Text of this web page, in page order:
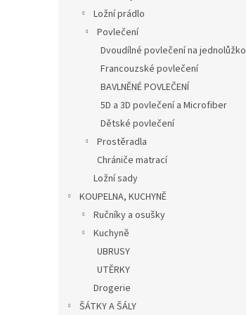
Ložní prádlo
Povlečení
Dvoudílné povlečení na jednolůžko
Francouzské povlečení
BAVLNĚNÉ POVLEČENÍ
5D a 3D povlečení a Microfiber
Dětské povlečení
Prostěradla
Chrániče matrací
Ložní sady
KOUPELNA, KUCHYNĚ
Ručníky a osušky
Kuchyně
UBRUSY
UTĚRKY
Drogerie
ŠÁTKY A ŠÁLY